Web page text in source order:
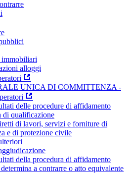
immobiliari
alloggi
UNICA DI COMMITTENZA -
delle procedure di affidamento
di qualificazione
di lavori, servizi e forniture di
e di protezione civile
della procedura di affidamento
a contrarre o atto equivalente